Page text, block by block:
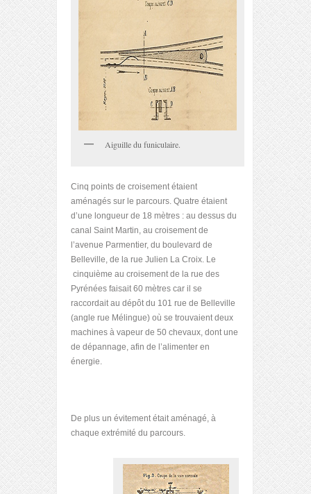
Aiguille du funiculaire.
Cinq points de croisement étaient
aménagés sur le parcours. Quatre étaient
d’une longueur de 18 mètres : au dessus du
canal Saint Martin, au croisement de
l’avenue Parmentier, du boulevard de
Belleville, de la rue Julien La Croix. Le
cinquième au croisement de la rue des
Pyrénées faisait 60 mètres car il se
raccordait au dépôt du 101 rue de Belleville
(angle rue Mélingue) où se trouvaient deux
machines à vapeur de 50 chevaux, dont une
de dépannage, afin de l’alimenter en
énergie.
De plus un évitement était aménagé, à
chaque extrémité du parcours.